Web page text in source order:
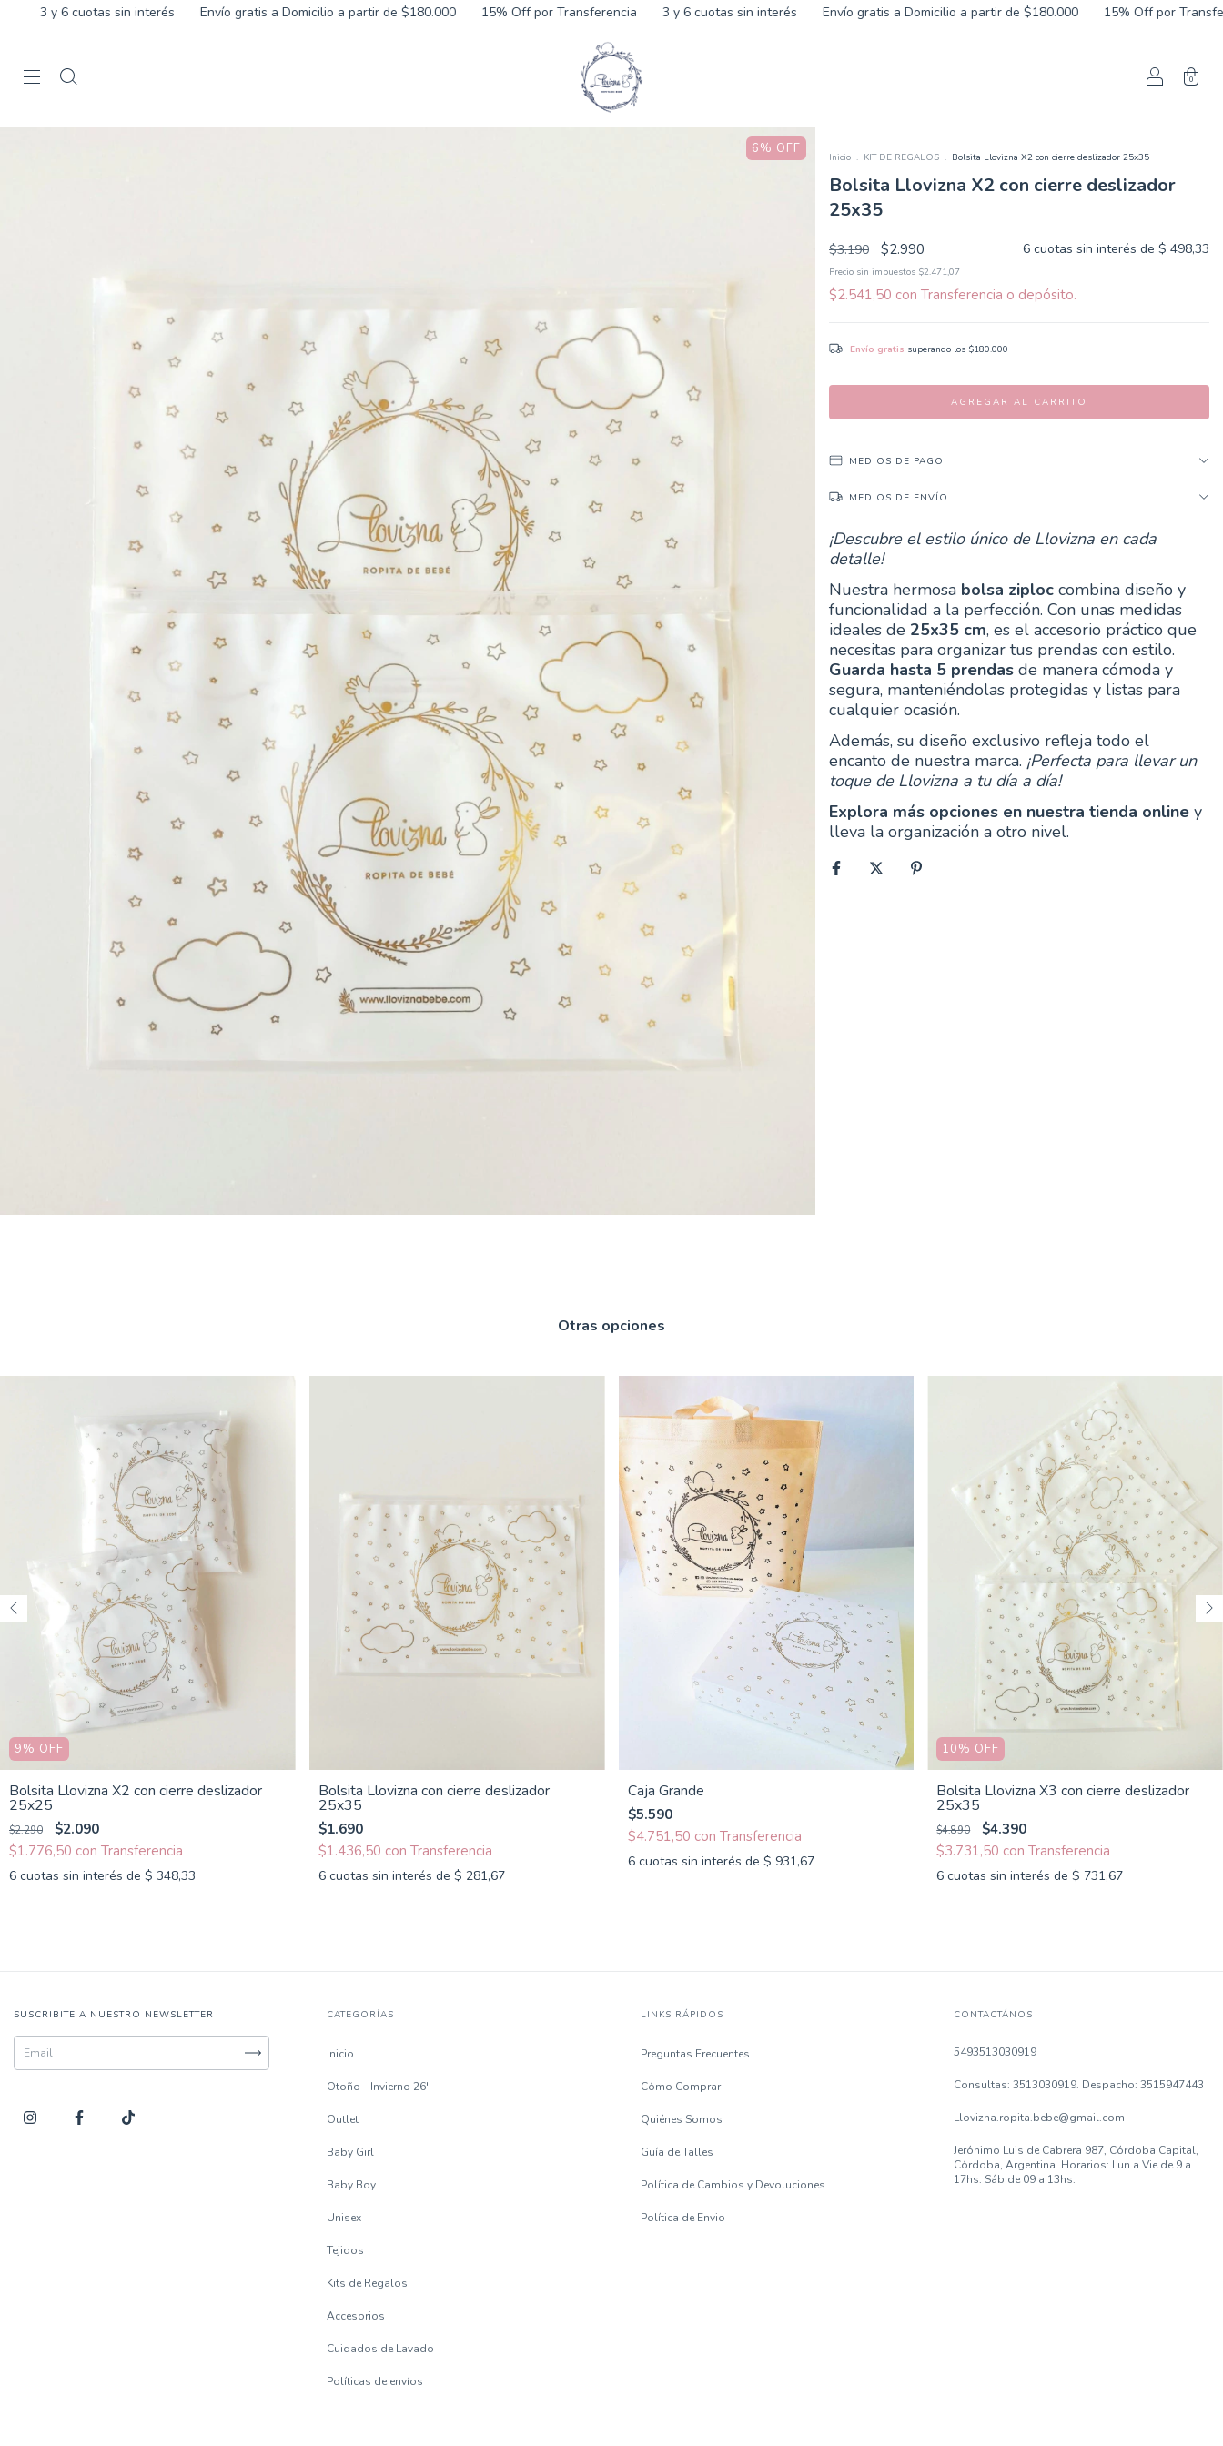
sin interés Envío gratis a Domicilio a partir de $180.000 15% Off por Transferencia 3 y 6 cuotas sin interés Envío gratis a Domicilio a partir de $180.000 15% Off por Transferencia 3
0
6% OFF
Inicio . KIT DE REGALOS . Bolsita Llovizna X2 con cierre deslizador 25x35
Bolsita Llovizna X2 con cierre deslizador
25x35
$3.190 $2.990 6 cuotas sin interés de $ 498,33
Precio sin impuestos $2.471,07
$2.541,50 con Transferencia o depósito.
Envío gratis superando los $180.000
MEDIOS DE PAGO
MEDIOS DE ENVÍO
¡Descubre el estilo único de Llovizna en cada
detalle!
Nuestra hermosa bolsa ziploc combina diseño y
funcionalidad a la perfección. Con unas medidas
ideales de 25x35 cm, es el accesorio práctico que
necesitas para organizar tus prendas con estilo.
Guarda hasta 5 prendas de manera cómoda y
segura, manteniéndolas protegidas y listas para
cualquier ocasión.
Además, su diseño exclusivo refleja todo el
encanto de nuestra marca. ¡Perfecta para llevar un
toque de Llovizna a tu día a día!
Explora más opciones en nuestra tienda online y
lleva la organización a otro nivel.
Otras opciones
9% OFF
Bolsita Llovizna X2 con cierre deslizador
25x25
$2.290
$2.090
$1.776,50 con
6 cuotas sin interés de $ 348,33
Bolsita Llovizna con cierre deslizador
25x35
$1.690
$1.436,50 con
6 cuotas sin interés de $ 281,67
Caja Grande
$5.590
$4.751,50 con
6 cuotas sin interés de $ 931,67
10% OFF
Bolsita Llovizna X3 con cierre deslizador
25x35
$4.890
$4.390
$3.731,50 con
6 cuotas sin interés de$ 731,67
SUSCRIBITE A NUESTRO NEWSLETTER CATEGORÍAS
Inicio
Otoño - Invierno 26'
Outlet
Baby Girl
Baby Boy
Unisex
Tejidos
Kits de Regalos
Accesorios
Cuidados de Lavado
Políticas de envíos
LINKS RÁPIDOS
Preguntas Frecuentes
Cómo Comprar
Quiénes Somos
Guía de Talles
Política de Cambios y Devoluciones
Política de Envio
CONTACTÁNOS
5493513030919
Consultas: 3513030919. Despacho: 3515947443
Llovizna.ropita.bebe@gmail.com
Jerónimo Luis de Cabrera 987, Córdoba Capital,
Córdoba, Argentina. Horarios: Lun a Vie de 9 a
17hs. Sáb de 09 a 13hs.